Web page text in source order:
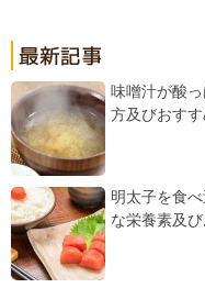
味噌汁が酸
方及びおす
明太子を食
な栄養素及